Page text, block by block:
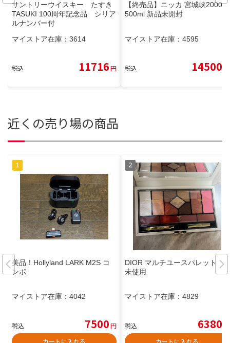
サントリーウイスキー たすき
TASUKI 100周年記念品 シリア
ルナンバー付
マイストア在庫： 3614
税込 11716円
【終売品】ニッカ 宮城峡2000's
500ml 新品未開封
マイストア在庫： 4595
税込 14500
近くの売り場の商品
美品！Hollyland LARK M2S コ
ンボ
マイストア在庫： 4042
税込 7500円
DIOR マルチユースパレット
未使用
マイストア在庫： 4829
税込 6380